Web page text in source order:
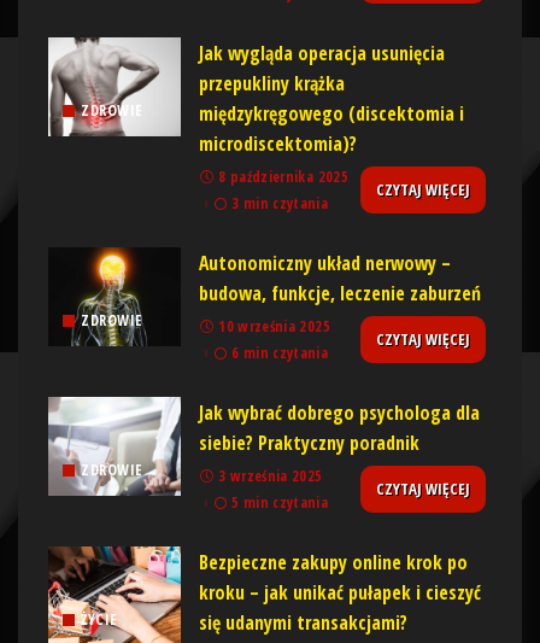
ZDROWIE
Jak wygląda operacja usunięcia
przepukliny krążka
międzykręgowego (discektomia i
microdiscektomia)?
8 października 2025
3 min czytania
CZYTAJ WIĘCEJ
ZDROWIE
Autonomiczny układ nerwowy –
budowa, funkcje, leczenie zaburzeń
10 września 2025
6 min czytania
CZYTAJ WIĘCEJ
ZDROWIE
Jak wybrać dobrego psychologa dla
siebie? Praktyczny poradnik
3 września 2025
5 min czytania
CZYTAJ WIĘCEJ
ŻYCIE
Bezpieczne zakupy online krok po
kroku – jak unikać pułapek i cieszyć
się udanymi transakcjami?